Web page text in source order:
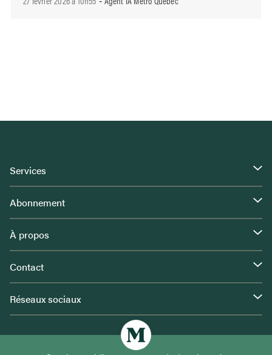
Services
Abonnement
À propos
Contact
Réseaux sociaux